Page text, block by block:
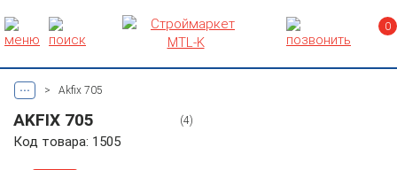
0
... > Akfix 705
AKFIX 705 (4)
Код товара: 1505